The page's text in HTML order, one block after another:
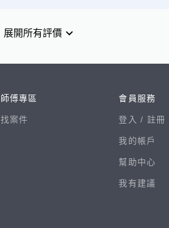
展開所有評價
師傅專區
找案件
會員服務
登入 / 註冊
我的帳戶
幫助中心
我有建議